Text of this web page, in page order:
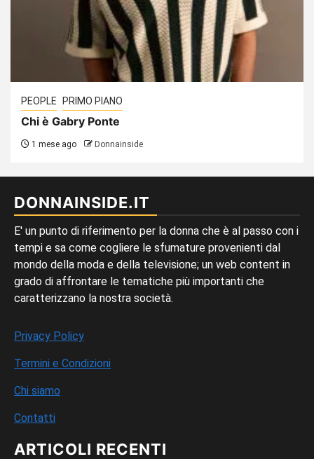
PEOPLE PRIMO PIANO
Chi è Gabry Ponte
1 mese ago Donnainside
DONNAINSIDE.IT
E' un punto di riferimento per la donna che è al passo con i
tempi e sa come cogliere le sfumature provenienti dal
mondo della moda e della televisione; un web content in
grado di affrontare le tematiche più importanti che
caratterizzano la nostra società.
Privacy Policy
Termini e Condizioni
Chi siamo
Contatti
ARTICOLI RECENTI